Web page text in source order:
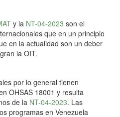
y la NT-04-2023 son el
que en un principio
en la actualidad son un deber
la OIT.
por lo general tienen
OHSAS 18001 y resulta
de la NT-04-2023. Las
programas en Venezuela